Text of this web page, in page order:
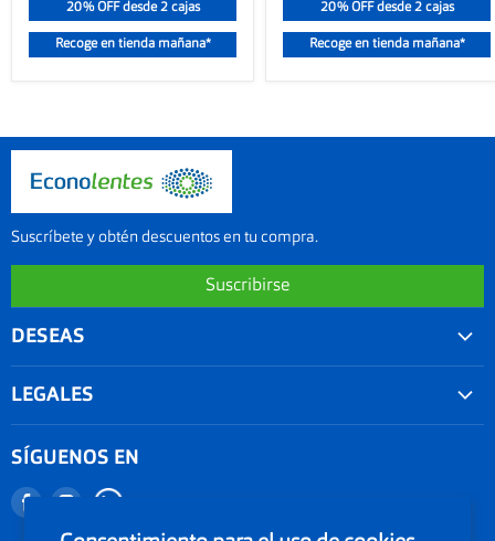
20% OFF desde 2 cajas
Recoge en tienda mañana*
20% OFF desde 2 cajas
Recoge en tienda mañana*
Suscríbete y obtén descuentos en tu compra.
Suscribirse
DESEAS
Seguimiento de Pedido
Nuestro blog
Documentos Electronicos Topsa Peru S.A.C
LEGALES
Promociones
SÍGUENOS EN
Encuéntranos
Encuéntranos